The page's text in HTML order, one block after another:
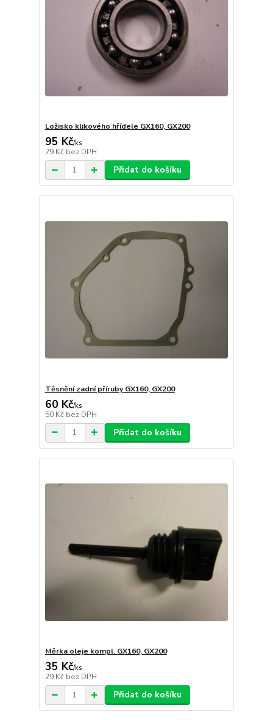
Ložisko klikového hřídele GX160, GX200
95 Kč/ks
79 Kč bez DPH
Přidat do košíku
Těsnění zadní příruby GX160, GX200
60 Kč/ks
50 Kč bez DPH
Přidat do košíku
Měrka oleje kompl. GX160, GX200
35 Kč/ks
29 Kč bez DPH
Přidat do košíku